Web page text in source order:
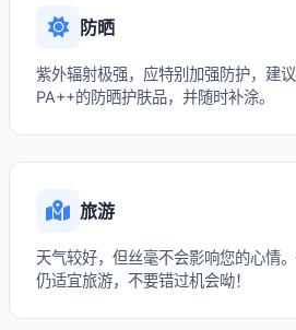
防晒
紫外辐射极强，应特别加强防护，建
PA++的防晒护肤品，并随时补涂。
旅游
天气较好，但丝毫不会影响您的心情
仍适宜旅游，不要错过机会呦！